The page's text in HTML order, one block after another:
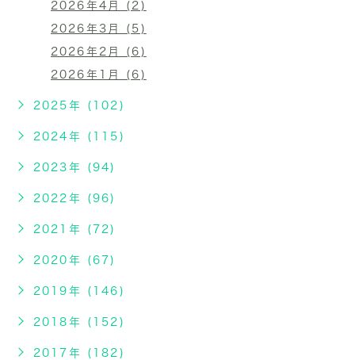
2026年4月 (2)
2026年3月 (5)
2026年2月 (6)
2026年1月 (6)
2025年 (102)
2024年 (115)
2023年 (94)
2022年 (96)
2021年 (72)
2020年 (67)
2019年 (146)
2018年 (152)
2017年 (182)